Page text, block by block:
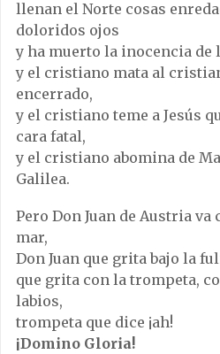
llenan el Norte cosas
doloridos ojos
y ha muerto la inocencia de
y el cristiano mata al
encerrado,
y el cristiano teme a Jesús
cara fatal,
y el cristiano abomina de
Galilea.
Pero Don Juan de Austria va
mar,
Don Juan que grita bajo la
que grita con la trompeta,
labios,
trompeta que dice ¡ah!
¡Domino Gloria!